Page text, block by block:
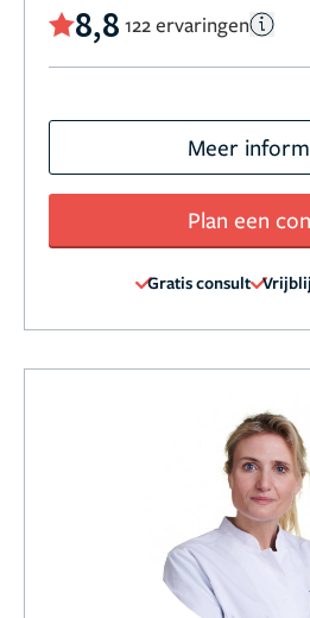
8,8 122 ervaringen
Meer
Plan een
Gratis consult